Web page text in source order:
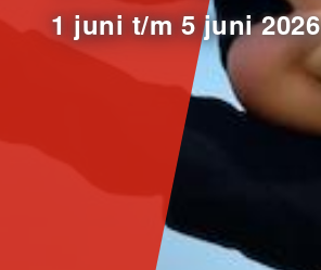
1 juni t/m 5 juni 2026